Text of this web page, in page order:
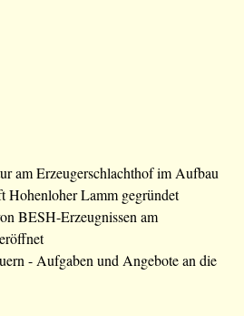
am Erzeugerschlachthof im Aufbau
Hohenloher Lamm gegründet
BESH-Erzeugnissen am
- Aufgaben und Angebote an die